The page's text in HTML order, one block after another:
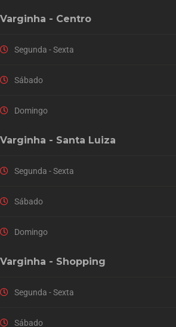
Varginha - Centro
Segunda - Sexta
Sábado
Domingo
Varginha - Santa Luiza
Segunda - Sexta
Sábado
Domingo
Varginha - Shopping
Segunda - Sexta
Sábado